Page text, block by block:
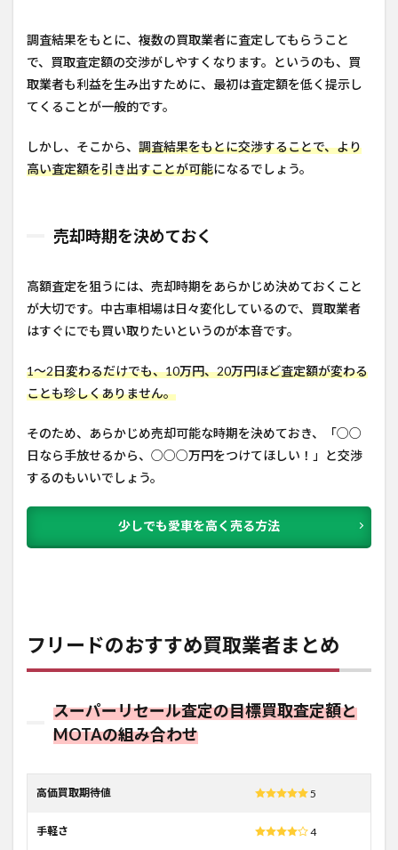
調査結果をもとに、複数の買取業者に査定してもらうこと
で、買取査定額の交渉がしやすくなります。というのも、買
取業者も利益を生み出すために、最初は査定額を低く提示し
てくることが一般的です。
しかし、そこから、 調査結果をもとに交渉することで、より
高い査定額を引き出すことが可能になるでしょう。
売却時期を決めておく
高額査定を狙うには、売却時期をあらかじめ決めておくこと
が大切です。中古車相場は日々変化しているので、買取業者
はすぐにでも買い取りたいというのが本音です。
1～2日変わるだけでも、10万円、20万円ほど査定額が変わる
ことも珍しくありません。
そのため、あらかじめ売却可能な時期を決めておき、「○○
日なら手放せるから、○○○万円をつけてほしい！」と交渉
するのもいいでしょう。
少しでも愛車を高く売る方法
フリードのおすすめ買取業者まとめ
スーパーリセール査定の目標買取査定額と
MOTAの組み合わせ
高価買取期待値 5
手軽さ 4